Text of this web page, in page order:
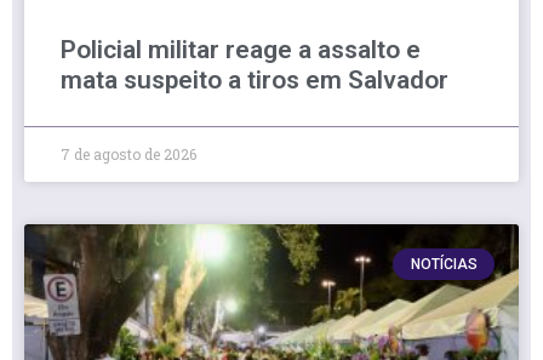
Policial militar reage a assalto e
mata suspeito a tiros em Salvador
7 de agosto de 2026
NOTÍCIAS